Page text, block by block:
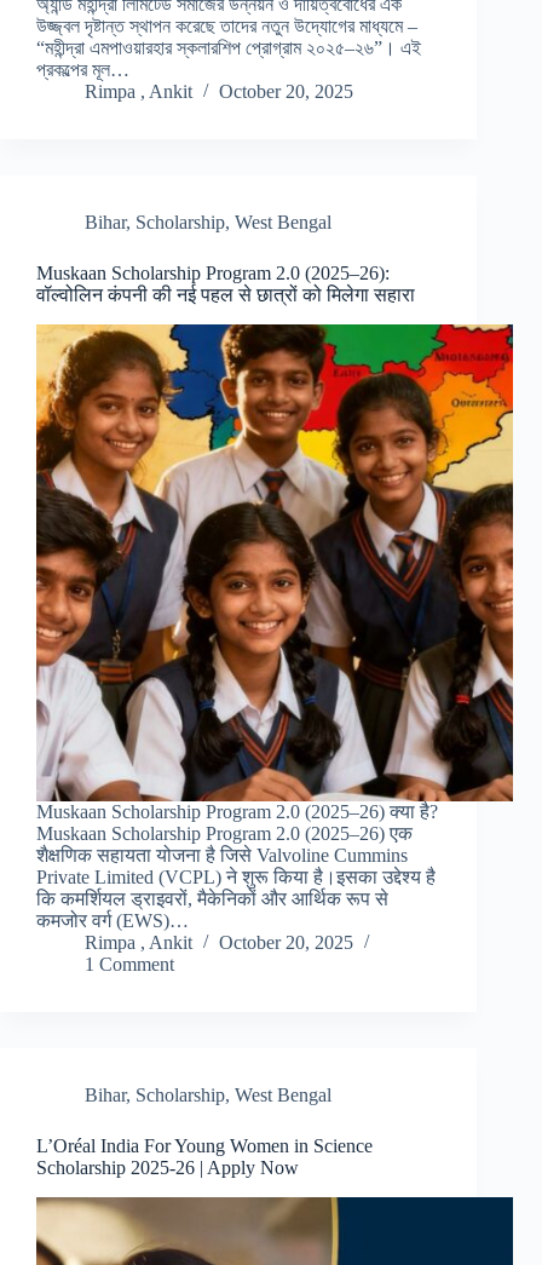
অ্যান্ড মহীন্দ্রা লিমিটেড সমাজের উন্নয়ন ও দায়িত্ববোধের এক
উজ্জ্বল দৃষ্টান্ত স্থাপন করেছে তাদের নতুন উদ্যোগের মাধ্যমে –
“মহীন্দ্রা এমপাওয়ারহার স্কলারশিপ প্রোগ্রাম ২০২৫–২৬”। এই
প্রকল্পের মূল…
Rimpa , Ankit
October 20, 2025
Bihar, Scholarship, West Bengal
Muskaan Scholarship Program 2.0 (2025–26):
वॉल्वोलिन कंपनी की नई पहल से छात्रों को मिलेगा सहारा
Muskaan Scholarship Program 2.0 (2025–26) क्या है?
Muskaan Scholarship Program 2.0 (2025–26) एक
शैक्षणिक सहायता योजना है जिसे Valvoline Cummins
Private Limited (VCPL) ने शुरू किया है।इसका उद्देश्य है
कि कमर्शियल ड्राइवरों, मैकेनिकों और आर्थिक रूप से
कमजोर वर्ग (EWS)…
Rimpa , Ankit
October 20, 2025
1 Comment
Bihar, Scholarship, West Bengal
L’Oréal India For Young Women in Science
Scholarship 2025-26 | Apply Now